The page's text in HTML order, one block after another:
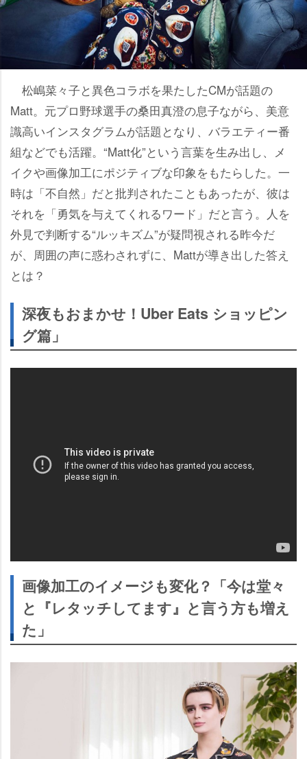
松嶋菜々子と異色コラボを果たしたCMが話題の
Matt。元プロ野球選手の桑田真澄の息子ながら、美意
識高いインスタグラムが話題となり、バラエティー番
組などでも活躍。“Matt化”という言葉を生み出し、メ
イクや画像加工にポジティブな印象をもたらした。一
時は「不自然」だと批判されたこともあったが、彼は
それを「勇気を与えてくれるワード」だと言う。人を
外見で判断する“ルッキズム”が疑問視される昨今だ
が、周囲の声に惑わされずに、Mattが導き出した答え
とは？
深夜もおまかせ！Uber Eats ショッピン
グ篇」
画像加工のイメージも変化？「今は堂々
と『レタッチしてます』と言う方も増え
た」